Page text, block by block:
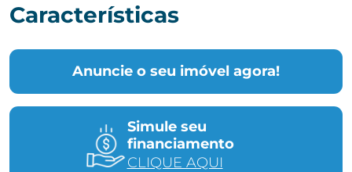
Anuncie o seu imóvel agora!
Simule seu
financiamento
CLIQUE AQUI
Características